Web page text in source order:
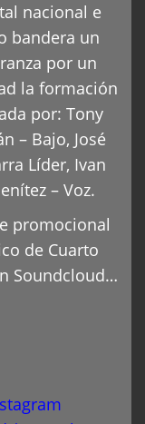
nacional e
bandera un
por un
la formación
por: Tony
– Bajo, José
Líder, Ivan
– Voz.
promocional
de Cuarto
Soundcloud…